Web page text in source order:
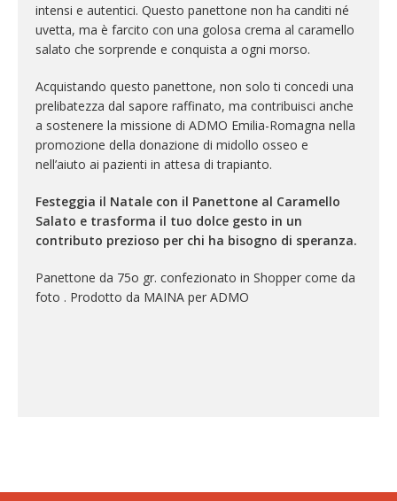
intensi e autentici. Questo panettone non ha canditi né
uvetta, ma è farcito con una golosa crema al caramello
salato che sorprende e conquista a ogni morso.
Acquistando questo panettone, non solo ti concedi una
prelibatezza dal sapore raffinato, ma contribuisci anche
a sostenere la missione di ADMO Emilia-Romagna nella
promozione della donazione di midollo osseo e
nell’aiuto ai pazienti in attesa di trapianto.
Festeggia il Natale con il Panettone al Caramello
Salato e trasforma il tuo dolce gesto in un
contributo prezioso per chi ha bisogno di speranza.
Panettone da 75o gr. confezionato in Shopper come da
foto . Prodotto da MAINA per ADMO